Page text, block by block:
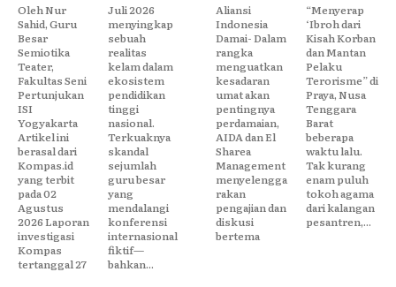
Oleh Nur
Sahid, Guru
Besar
Semiotika
Teater,
Fakultas Seni
Pertunjukan
ISI
Yogyakarta
Artikel ini
berasal dari
Kompas.id
yang terbit
pada 02
Agustus
2026 Laporan
investigasi
Kompas
tertanggal 27
Juli 2026
menyingkap
sebuah
realitas
kelam dalam
ekosistem
pendidikan
tinggi
nasional.
Terkuaknya
skandal
sejumlah
guru besar
yang
mendalangi
konferensi
internasional
fiktif—
bahkan...
Aliansi
Indonesia
Damai- Dalam
rangka
menguatkan
kesadaran
umat akan
pentingnya
perdamaian,
AIDA dan El
Sharea
Management
menyelengga
rakan
pengajian dan
diskusi
bertema
“Menyerap
‘Ibroh dari
Kisah Korban
dan Mantan
Pelaku
Terorisme” di
Praya, Nusa
Tenggara
Barat
beberapa
waktu lalu.
Tak kurang
enam puluh
tokoh agama
dari kalangan
pesantren,...